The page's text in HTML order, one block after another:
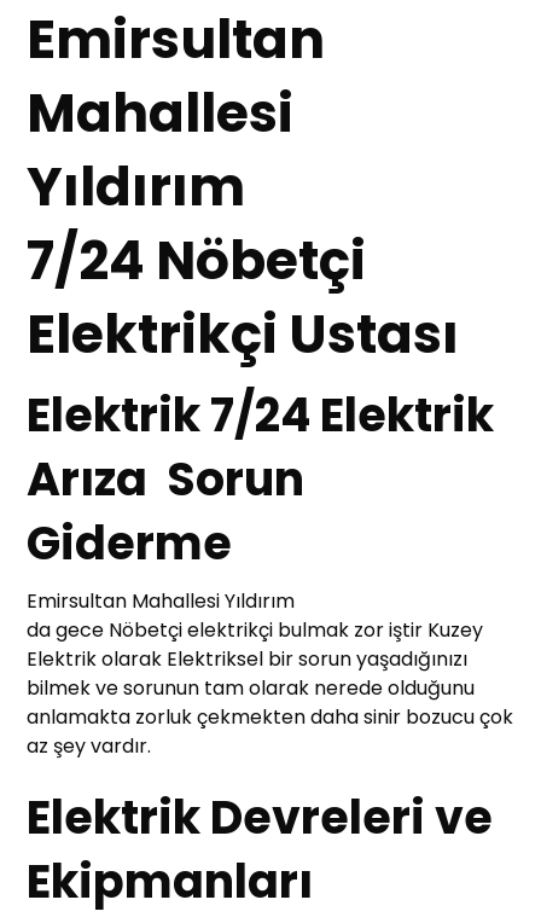
Emirsultan
Mahallesi
Yıldırım
7/24 Nöbetçi
Elektrikçi Ustası
Elektrik 7/24 Elektrik
Arıza Sorun
Giderme
Emirsultan Mahallesi Yıldırım
da gece Nöbetçi elektrikçi bulmak zor iştir Kuzey
Elektrik olarak Elektriksel bir sorun yaşadığınızı
bilmek ve sorunun tam olarak nerede olduğunu
anlamakta zorluk çekmekten daha sinir bozucu çok
az şey vardır.
Elektrik Devreleri ve
Ekipmanları